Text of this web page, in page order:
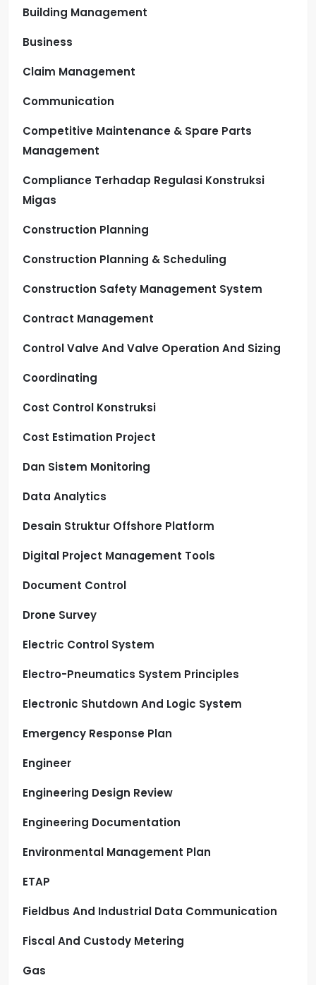
Building Management
Business
Claim Management
Communication
Competitive Maintenance & Spare Parts
Management
Compliance Terhadap Regulasi Konstruksi
Migas
Construction Planning
Construction Planning & Scheduling
Construction Safety Management System
Contract Management
Control Valve And Valve Operation And Sizing
Coordinating
Cost Control Konstruksi
Cost Estimation Project
Dan Sistem Monitoring
Data Analytics
Desain Struktur Offshore Platform
Digital Project Management Tools
Document Control
Drone Survey
Electric Control System
Electro-Pneumatics System Principles
Electronic Shutdown And Logic System
Emergency Response Plan
Engineer
Engineering Design Review
Engineering Documentation
Environmental Management Plan
ETAP
Fieldbus And Industrial Data Communication
Fiscal And Custody Metering
Gas